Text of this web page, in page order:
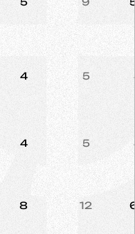
4 5
4 5
8 12